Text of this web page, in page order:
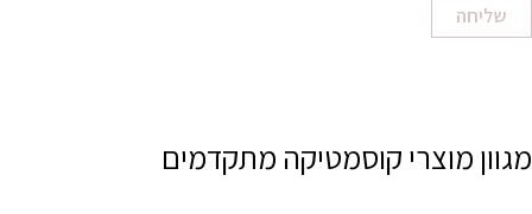
שליחה
מגוון מוצרי קוסמטיקה מתקדמים